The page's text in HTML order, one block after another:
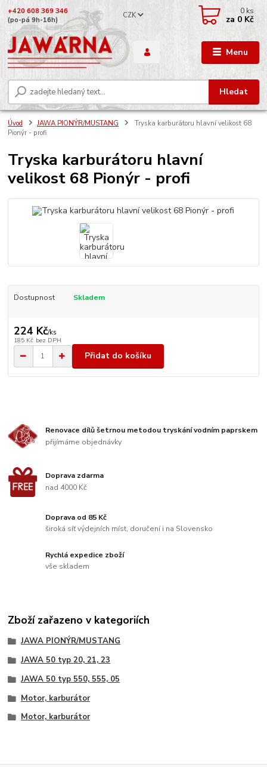
Menu
CZK
Hledat
+420 608 369 346
(po-pá 9h-16h)
0 ks
za 0 Kč
Úvod JAWA PIONÝR/MUSTANG
Tryska karburátoru hlavní velikost 68
Pionýr - profi
Tryska karburátoru hlavní
velikost 68 Pionýr - profi
Dostupnost Skladem
224 Kč/ks
185 Kč bez DPH
Přidat do košíku
Renovace dílů šetrnou metodou tryskání vodním paprskem
přijímáme objednávky
Doprava zdarma
nad 4000 Kč
Doprava od 85 Kč
široká síť výdejních míst, doručení i na Slovensko
Rychlá expedice zboží
vše skladem
Zboží zařazeno v kategoriích
JAWA PIONÝR/MUSTANG
JAWA 50 typ 20, 21, 23
JAWA 50 typ 550, 555, 05
Motor, karburátor
Motor, karburátor